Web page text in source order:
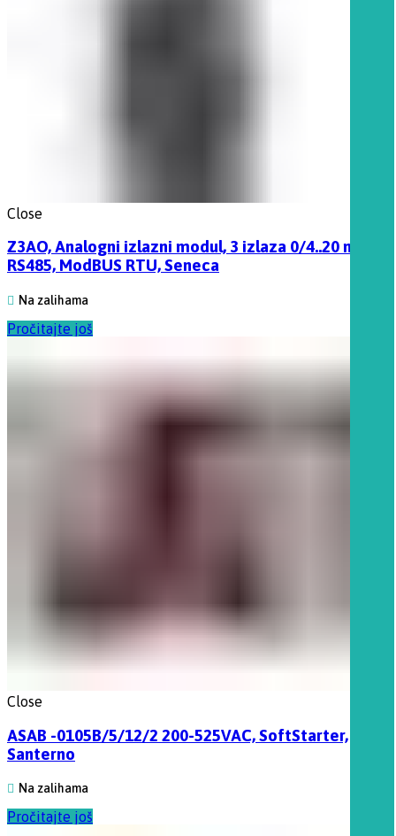
Close
Z3AO, Analogni izlazni modul, 3 izlaza 0/4..20 mA,
RS485, ModBUS RTU, Seneca
Na zalihama
Pročitajte još
Close
ASAB -0105B/5/12/2 200-525VAC, SoftStarter,
Santerno
Na zalihama
Pročitajte još